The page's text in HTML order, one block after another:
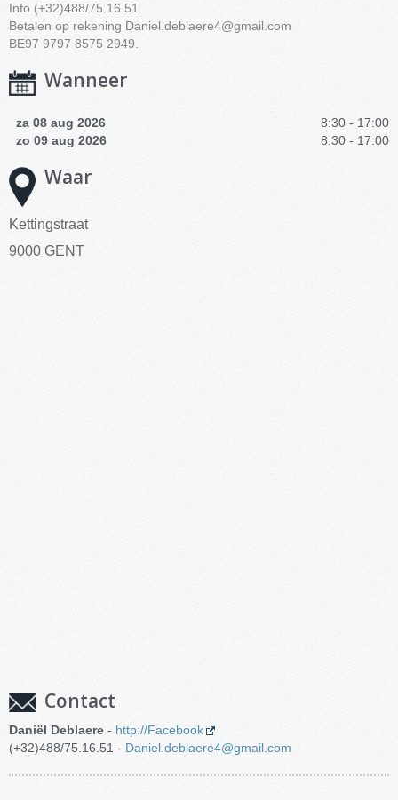
Info (+32)488/75.16.51.
Betalen op rekening Daniel.deblaere4@gmail.com
BE97 9797 8575 2949.
Wanneer
za 08 aug 2026
8:30 - 17:00
zo 09 aug 2026
8:30 - 17:00
Waar
Kettingstraat
9000 GENT
Contact
Daniël Deblaere - http://Facebook
(+32)488/75.16.51 - Daniel.deblaere4@gmail.com